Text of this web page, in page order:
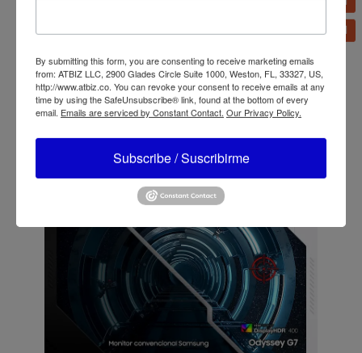
By submitting this form, you are consenting to receive marketing emails
from: ATBIZ LLC, 2900 Glades Circle Suite 1000, Weston, FL, 33327, US,
http://www.atbiz.co. You can revoke your consent to receive emails at any
time by using the SafeUnsubscribe® link, found at the bottom of every
email. Emails are serviced by Constant Contact. Our Privacy Policy.
Subscribe / Suscribirme